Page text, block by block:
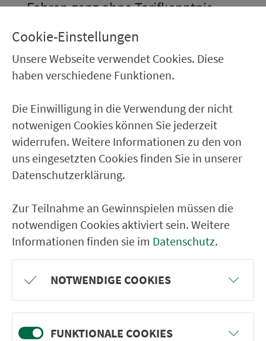
Fahren ganz ohne Tarifkenntnis
Mit Flow hast du ohne Kenntnisse über
den Tarif au­to­ma­tisch immer das
passende Ticket dabei.
Jetzt Flow App he­run­ter­la­
den
Cookie-Einstellungen
Unsere Webseite verwendet Cookies. Diese
haben verschiedene Funktionen.
Die Einwilligung in die Verwendung der nicht
notwenigen Cookies können Sie jederzeit
widerrufen. Weitere Informationen zu den von
uns eingesetzten Cookies finden Sie in unserer
Datenschutzerklärung.
Zur Teilnahme an Gewinnspielen müssen die
notwendigen Cookies aktiviert sein. Weitere
Informationen finden sie im Datenschutz.
NOTWENDIGE COOKIES
FUNKTIONALE COOKIES